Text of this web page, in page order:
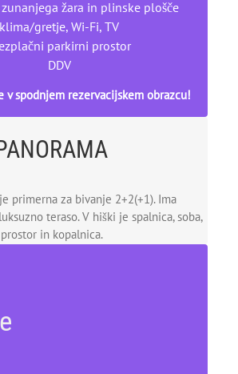
žara in plinske plošče
klima/gretje, Wi-Fi, TV
parkirni prostor
DDV
v spodnjem rezervacijskem obrazcu!
primerna za bivanje 2+2(+1). Ima
teraso. V hiški je spalnica, soba,
in kopalnica.